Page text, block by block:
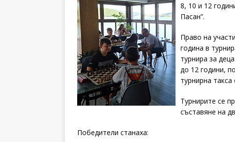
8, 10 и 12
Пасан”.
Право на
година в
турнира за
до 12 години,
турнирна такса
Турнирите се
съставяне на
Победители станаха: